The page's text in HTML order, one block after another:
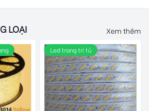
LOẠI Xem thêm
Led trang trí tủ